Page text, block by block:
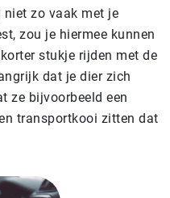
zo vaak met je
zou je hiermee kunnen
stukje rijden met de
dat je dier zich
ze bijvoorbeeld een
transportkooi zitten dat